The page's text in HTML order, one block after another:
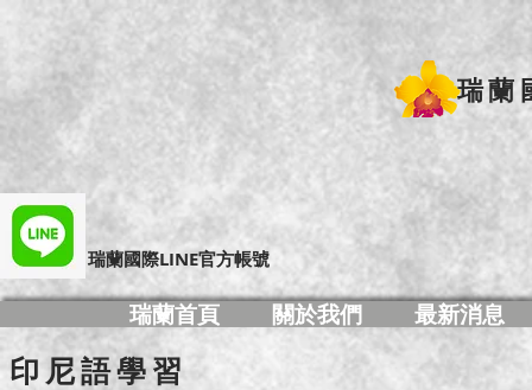
瑞蘭
​瑞蘭國際LINE官方帳號
瑞蘭首頁 關於我們 最新消息
印尼語學習